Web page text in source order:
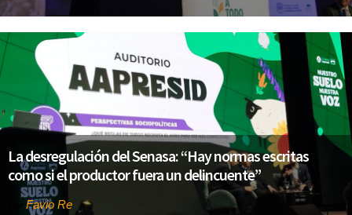
La desregulación del Senasa: “Hay normas escritas
como si el productor fuera un delincuente”
Favio Re